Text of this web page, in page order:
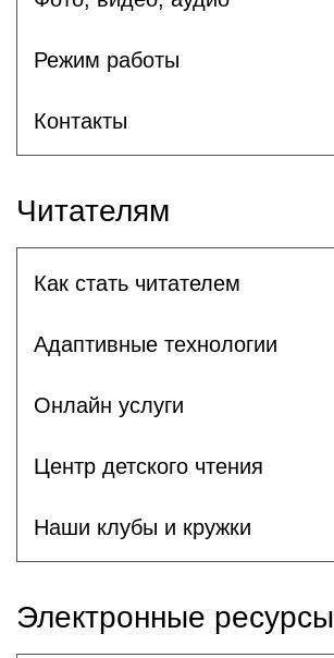
Режим работы
Контакты
Читателям
Как стать читателем
Адаптивные технологии
Онлайн услуги
Центр детского чтения
Наши клубы и кружки
Электронные ресурсы